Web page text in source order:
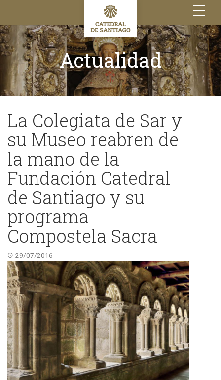
Toggle
navigation
Actualidad
La Colegiata de Sar y
su Museo reabren de
la mano de la
Fundación Catedral
de Santiago y su
programa
Compostela Sacra
29/07/2016